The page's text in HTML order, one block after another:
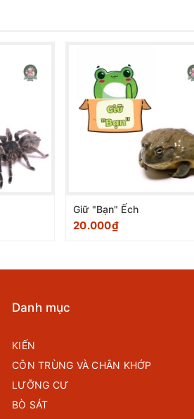
Giữ "Bạn" Ếch
20.000₫
Danh mục
KIẾN
CÔN TRÙNG VÀ CHÂN KHỚP
LƯỠNG CƯ
BÒ SÁT